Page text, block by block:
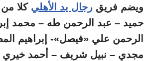
ويضم فريق رجال يد الأهلي كلا
حميد – عبد الرحمن طه – محمد
الرحمن علي «فيصل»- إبراهيم
مجدي – نبيل شريف – أحمد